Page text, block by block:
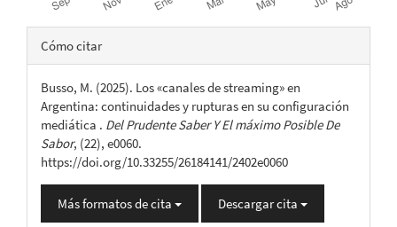
Detalles
del
artículo
Cómo citar
Busso, M. (2025). Los «canales de streaming» en
Argentina: continuidades y rupturas en su configuración
mediática . Del Prudente Saber Y El máximo Posible De
Sabor, (22), e0060.
https://doi.org/10.33255/26184141/2402e0060
Más formatos de cita Descargar cita